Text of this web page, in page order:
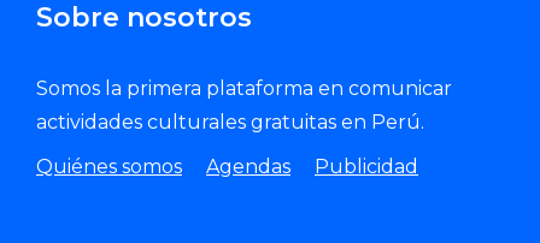
Sobre nosotros
Somos la primera plataforma en comunicar
actividades culturales gratuitas en Perú.
Quiénes somos
Agendas Publicidad